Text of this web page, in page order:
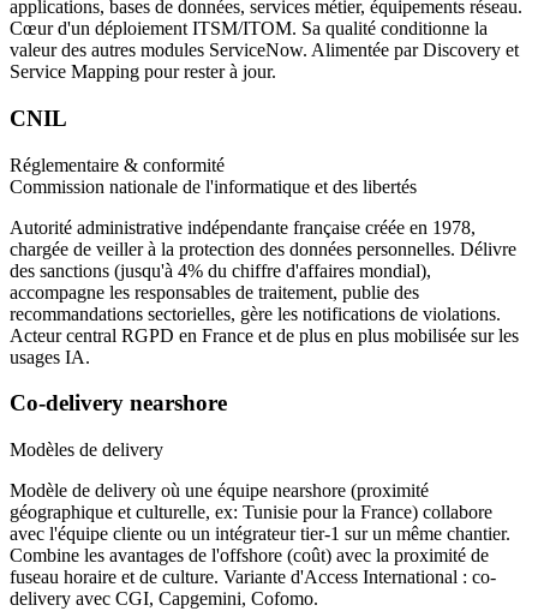
applications, bases de données, services métier, équipements réseau.
Cœur d'un déploiement ITSM/ITOM. Sa qualité conditionne la
valeur des autres modules ServiceNow. Alimentée par Discovery et
Service Mapping pour rester à jour.
CNIL
Réglementaire & conformité
Commission nationale de l'informatique et des libertés
Autorité administrative indépendante française créée en 1978,
chargée de veiller à la protection des données personnelles. Délivre
des sanctions (jusqu'à 4% du chiffre d'affaires mondial),
accompagne les responsables de traitement, publie des
recommandations sectorielles, gère les notifications de violations.
Acteur central RGPD en France et de plus en plus mobilisée sur les
usages IA.
Co-delivery nearshore
Modèles de delivery
Modèle de delivery où une équipe nearshore (proximité
géographique et culturelle, ex: Tunisie pour la France) collabore
avec l'équipe cliente ou un intégrateur tier-1 sur un même chantier.
Combine les avantages de l'offshore (coût) avec la proximité de
fuseau horaire et de culture. Variante d'Access International : co-
delivery avec CGI, Capgemini, Cofomo.